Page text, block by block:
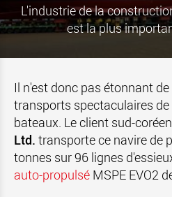
L'industrie de la
est la plus
Il n'est donc pas étonnant
transports spectaculaires
bateaux. Le client sud-coréen
Ltd. transporte ce navire de
tonnes sur 96 lignes
auto-propulsé MSPE EVO2